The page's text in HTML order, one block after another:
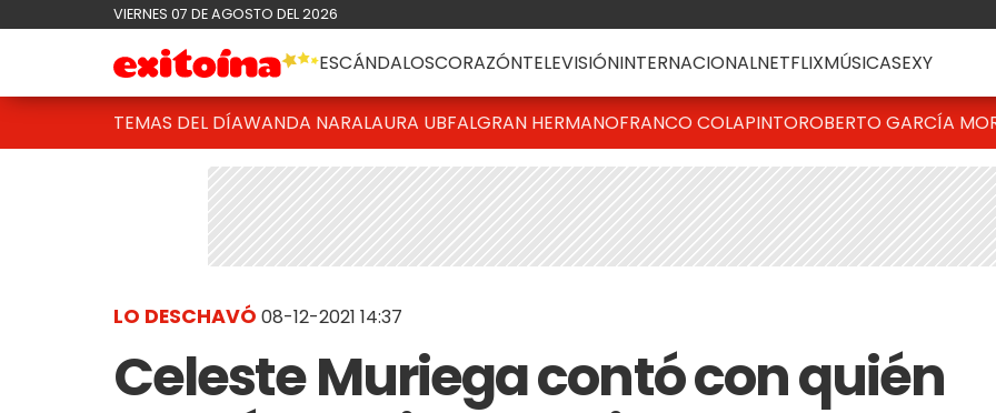
VIERNES 07 DE AGOSTO DEL 2026
ESCÁNDALOSCORAZÓNTELEVISIÓNINTERNACIONALNETFLIXMÚSICASEXY
TEMAS DEL DÍAWANDA NARALAURA UBFALGRAN HERMANOFRANCO COLAPINTOROBERTO GARCÍA
LO DESCHAVÓ 08-12-2021 14:37
Celeste Muriega contó con quién